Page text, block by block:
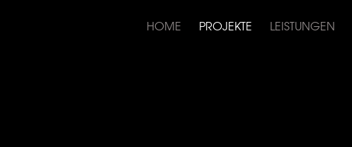
HOME PROJEKTE LEISTUNGEN